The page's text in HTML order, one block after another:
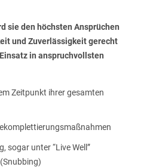
sie den höchsten Ansprüchen
und Zuverlässigkeit gerecht
in anspruchvollsten
Zeitpunkt ihrer gesamten
sogar unter “Live Well”